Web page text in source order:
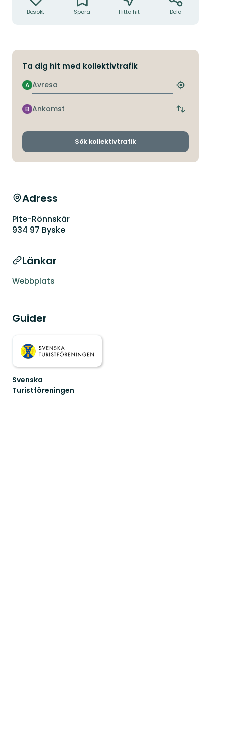
Besökt Spara Hitta hit Dela
Ta dig hit med kollektivtrafik
Avresa
A
Hitta
hållplats
Ankomst
B
Byt
och
Sök kollektivtrafik
Adress
Pite-Rönnskär
934 97 Byske
Länkar
Webbplats
Guider
Svenska
Turistföreningen